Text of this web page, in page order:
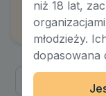
Autor:
niż 18 lat,
młodzieży.
dopasowana